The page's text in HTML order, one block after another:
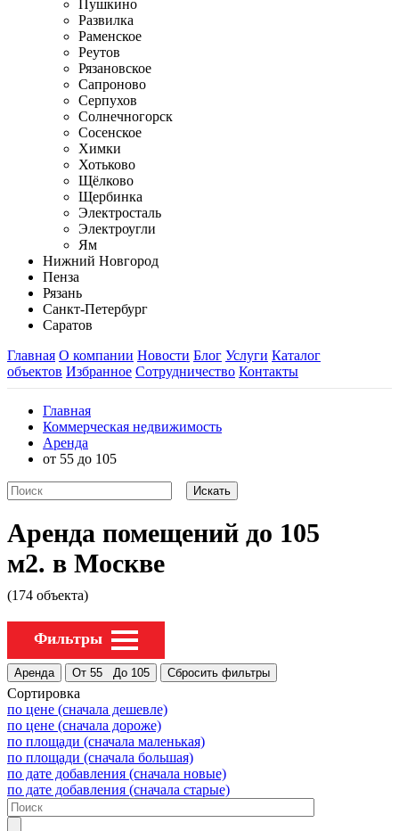
Пушкино
Развилка
Раменское
Реутов
Рязановское
Сапроново
Серпухов
Солнечногорск
Сосенское
Химки
Хотьково
Щёлково
Щербинка
Электросталь
Электроугли
Ям
Нижний Новгород
Пенза
Рязань
Санкт-Петербург
Саратов
Главная О компании Новости Блог Услуги Каталог
объектов Избранное Сотрудничество Контакты
Главная
Коммерческая недвижимость
Аренда
от 55 до 105
Аренда помещений до 105
м2. в Москве
(174 объекта)
Фильтры
Сортировка
по цене (сначала дешевле)
по цене (сначала дороже)
по площади (сначала маленькая)
по площади (сначала большая)
по дате добавления (сначала новые)
по дате добавления (сначала старые)